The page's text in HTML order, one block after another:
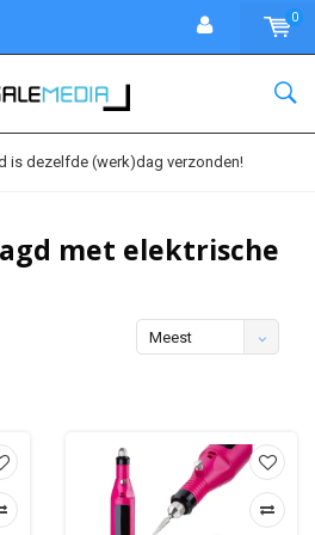
0
is dezelfde (werk)dag verzonden!
met elektrische
Meest